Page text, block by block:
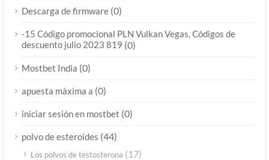
Descarga de firmware (0)
-15 Código promocional PLN Vulkan Vegas, Códigos de
descuento julio 2023 819 (0)
Mostbet India (0)
apuesta máxima a (0)
iniciar sesión en mostbet (0)
polvo de esteroides (44)
Los polvos de testosterona (17)